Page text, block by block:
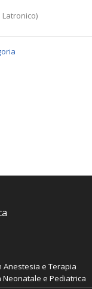
Latronico)
Anestesia e Terapia
Neonatale e Pediatrica